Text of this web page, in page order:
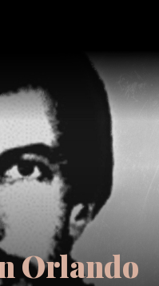
Orlando